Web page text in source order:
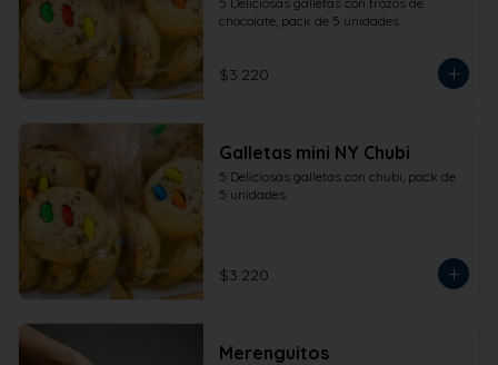
chocolate, pack de 5 unidades.
$3.220
Galletas mini NY Chubi
5 Deliciosas galletas con chubi, pack de
5 unidades.
$3.220
Merenguitos